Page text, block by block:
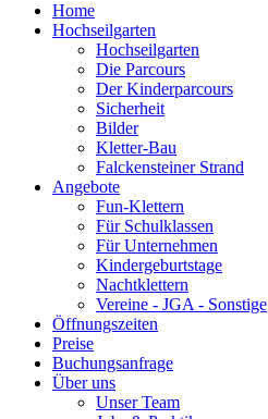
Home
Hochseilgarten
Hochseilgarten
Die Parcours
Der Kinderparcours
Sicherheit
Bilder
Kletter-Bau
Falckensteiner Strand
Angebote
Fun-Klettern
Für Schulklassen
Für Unternehmen
Kindergeburtstage
Nachtklettern
Vereine - JGA - Sonstige
Öffnungszeiten
Preise
Buchungsanfrage
Über uns
Unser Team